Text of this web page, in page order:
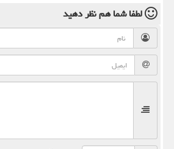
لطفا شما همنظر دهید